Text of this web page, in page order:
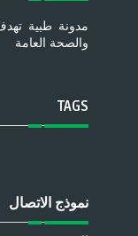
مدونة طبية
والصحة العامة
TAGS
نموذج الاتصال